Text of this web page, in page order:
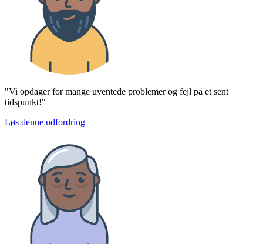
"Vi opdager for mange uventede problemer og fejl på et sent
tidspunkt!"
Løs denne udfordring